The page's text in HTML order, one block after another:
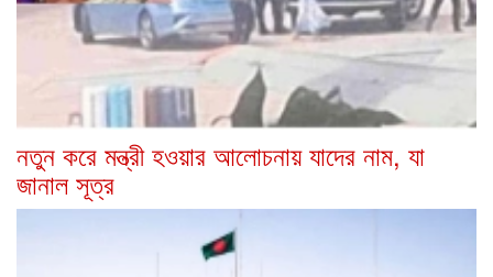
নতুন করে মন্ত্রী হওয়ার আলোচনায় যাদের নাম, যা
জানাল সূত্র